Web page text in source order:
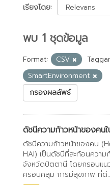
เรียงโดย
พบ 1 ชุดข้อมูล
Format: CSV
SmartEnvironment
กรองผลลัพธ์
ดัชนีความก้าวหน้าของคน
ดัชนีความก้าวหน้าของคน
HAI) เป็นดัชนีที่สะท้อนควา
จังหวัดปัตตานี โดยกรอบแ
ครอบคลุม การมีสุขภาพ ที่ดี